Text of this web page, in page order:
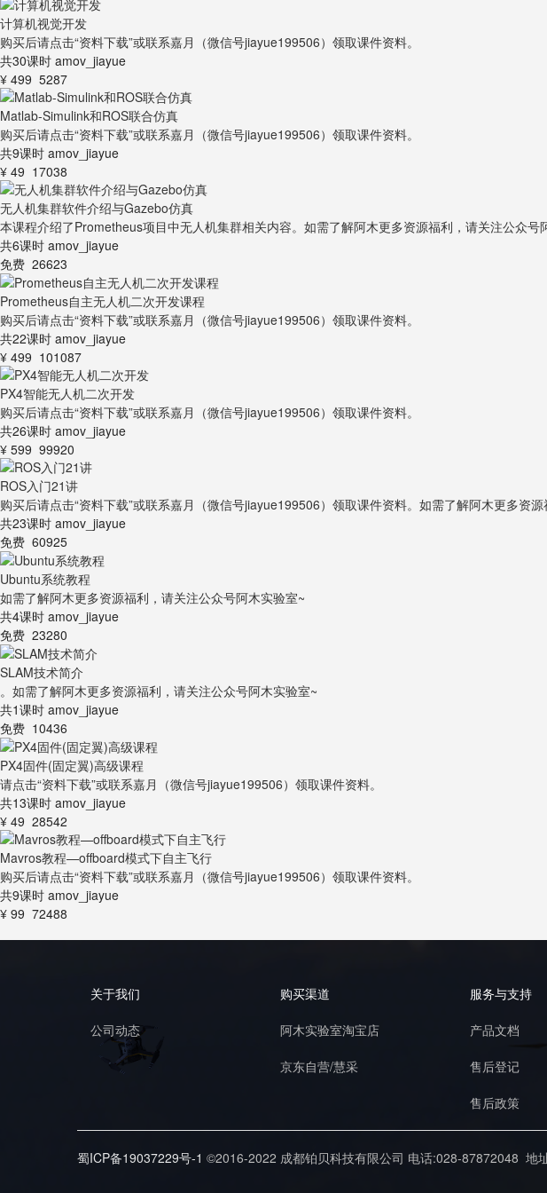
计算机视觉开发
购买后请点击“资料下载”或联系嘉月（微信号jiayue199506）领取课件资料。
共30课时 amov_jiayue
¥ 499 5287
Matlab-Simulink和ROS联合仿真
购买后请点击“资料下载”或联系嘉月（微信号jiayue199506）领取课件资料。
共9课时 amov_jiayue
¥ 49 17038
无人机集群软件介绍与Gazebo仿真
本课程介绍了Prometheus项目中无人机集群相关内容。如需了解阿木更多资源福利，请关注公众号
共6课时 amov_jiayue
免费 26623
Prometheus自主无人机二次开发课程
购买后请点击“资料下载”或联系嘉月（微信号jiayue199506）领取课件资料。
共22课时 amov_jiayue
¥ 499 101087
PX4智能无人机二次开发
购买后请点击“资料下载”或联系嘉月（微信号jiayue199506）领取课件资料。
共26课时 amov_jiayue
¥ 599 99920
ROS入门21讲
购买后请点击“资料下载”或联系嘉月（微信号jiayue199506）领取课件资料。如需了解阿木更多资源
共23课时 amov_jiayue
免费 60925
Ubuntu系统教程
如需了解阿木更多资源福利，请关注公众号阿木实验室~
共4课时 amov_jiayue
免费 23280
SLAM技术简介
。如需了解阿木更多资源福利，请关注公众号阿木实验室~
共1课时 amov_jiayue
免费 10436
PX4固件(固定翼)高级课程
请点击“资料下载”或联系嘉月（微信号jiayue199506）领取课件资料。
共13课时 amov_jiayue
¥ 49 28542
Mavros教程—offboard模式下自主飞行
购买后请点击“资料下载”或联系嘉月（微信号jiayue199506）领取课件资料。
共9课时 amov_jiayue
¥ 99 72488
关于我们
公司动态
购买渠道
阿木实验室淘宝店
京东自营/慧采
服务与支持
产品文档
售后登记
售后政策
蜀ICP备19037229号-1 ©2016-2022 成都铂贝科技有限公司 电话:028-87872048 地